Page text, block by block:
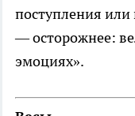
поступления
— осторожнее:
эмоциях».